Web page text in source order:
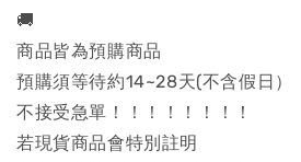
🚚
商品皆為預購商品
預購須等待約14~28天(不含假日）
不接受急單！！！！！！！！
若現貨商品會特別註明